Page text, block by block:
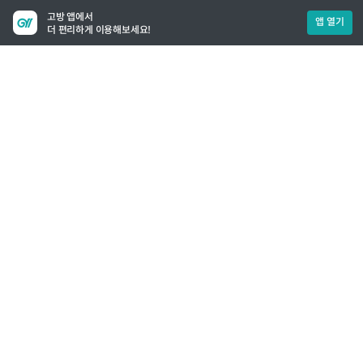
고방 앱에서
더 편리하게 이용해보세요!
앱 열기